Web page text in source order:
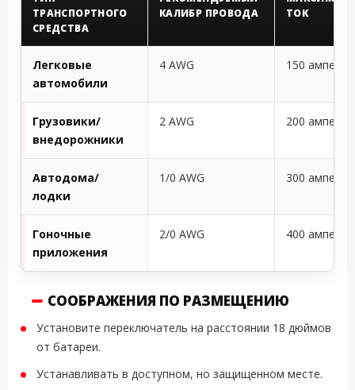
ТРАНСПОРТНОГО
СРЕДСТВА
КАЛИБР ПРОВОДА
ТОК
Легковые
автомобили
4 AWG 150 ампер
Грузовики/
внедорожники
2 AWG 200 ампер
Автодома/
лодки
1/0 AWG 300 ампер
Гоночные
приложения
2/0 AWG 400 ампер
СООБРАЖЕНИЯ ПО РАЗМЕЩЕНИЮ
Установите переключатель на расстоянии 18 дюймов
от батареи.
Устанавливать в доступном, но защищенном месте.